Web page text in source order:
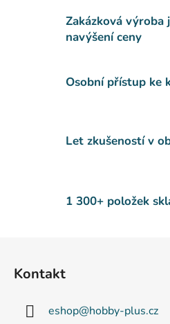
Zakázková výroba
navýšení ceny
Osobní přístup ke
Let zkušeností v
1 300+ položek
Kontakt
eshop@hobby-plus.cz